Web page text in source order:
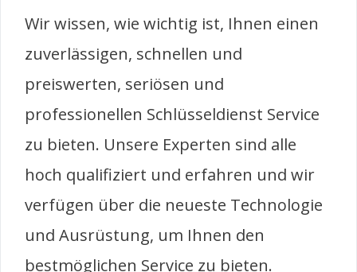
Wir wissen, wie wichtig ist, Ihnen einen
zuverlässigen, schnellen und
preiswerten, seriösen und
professionellen Schlüsseldienst Service
zu bieten. Unsere Experten sind alle
hoch qualifiziert und erfahren und wir
verfügen über die neueste Technologie
und Ausrüstung, um Ihnen den
bestmöglichen Service zu bieten.